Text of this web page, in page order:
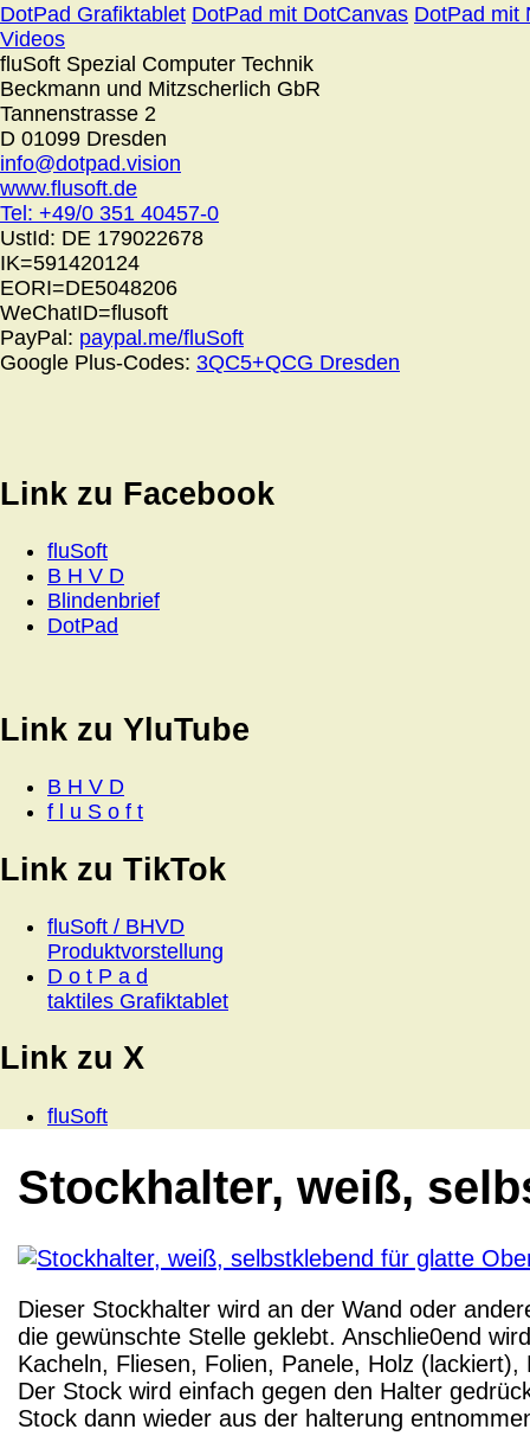
DotPad Grafiktablet DotPad mit DotCanvas DotPad mit
Videos
fluSoft Spezial Computer Technik
Beckmann und Mitzscherlich GbR
Tannenstrasse 2
D 01099 Dresden
info@dotpad.vision
www.flusoft.de
Tel: +49/0 351 40457-0
UstId: DE 179022678
IK=591420124
EORI=DE5048206
WeChatID=flusoft
PayPal: paypal.me/fluSoft
Google Plus-Codes: 3QC5+QCG Dresden
Link zu Facebook
fluSoft
B H V D
Blindenbrief
DotPad
Link zu YluTube
B H V D
f l u S o f t
Link zu TikTok
fluSoft / BHVD
Produktvorstellung
D o t P a d
taktiles Grafiktablet
Link zu X
fluSoft
Stockhalter, weiß,
Dieser Stockhalter wird an der Wand oder
die gewünschte Stelle geklebt. Anschlie0end
Kacheln, Fliesen, Folien, Panele, Holz
Der Stock wird einfach gegen den Halter
Stock dann wieder aus der halterung